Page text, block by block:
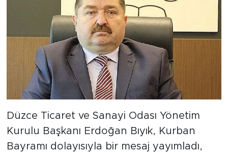
Düzce Ticaret ve Sanayi Odası Yönetim
Kurulu Başkanı Erdoğan Bıyık, Kurban
Bayramı dolayısıyla bir mesaj yayımladı,